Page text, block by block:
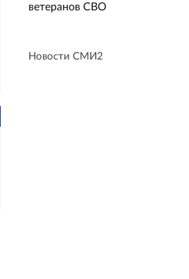
ветеранов СВО
Новости СМИ2